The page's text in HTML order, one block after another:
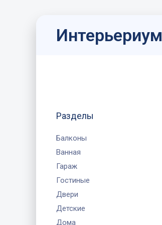
Интерьериум
Разделы
Балконы
Ванная
Гараж
Гостиные
Двери
Детские
Дома